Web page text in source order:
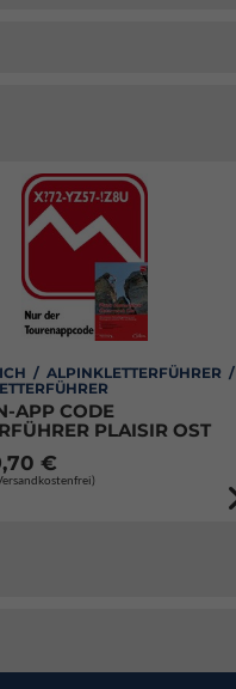
/ ALPINKLETTERFÜHRER /
APP CODE
PLAISIR OST
€